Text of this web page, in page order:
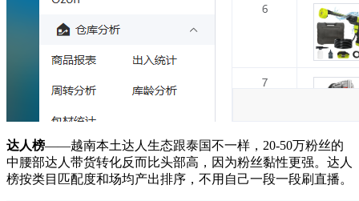
达人榜——越南本土达人生态跟泰国不一样，20-50万粉丝的
中腰部达人带货转化反而比头部高，因为粉丝黏性更强。达人
榜按类目匹配度和场均产出排序，不用自己一段一段刷直播。